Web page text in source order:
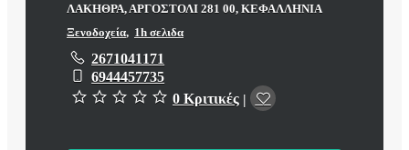
ΛΑΚΗΘΡΑ, ΑΡΓΟΣΤΟΛΙ 281 00, ΚΕΦΑΛΛΗΝΙΑ
Ξενοδοχεία, 1h σελιδα
2671041171
6944457735
0 Κριτικές |